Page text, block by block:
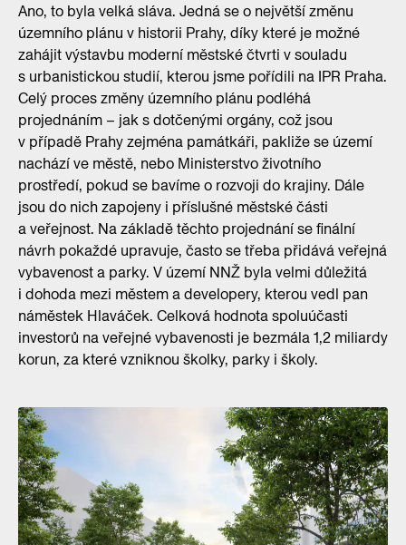
Ano, to byla velká sláva. Jedná se o největší změnu
územního plánu v historii Prahy, díky které je možné
zahájit výstavbu moderní městské čtvrti v souladu
s urbanistickou studií, kterou jsme pořídili na IPR Praha.
Celý proces změny územního plánu podléhá
projednáním – jak s dotčenými orgány, což jsou
v případě Prahy zejména památkáři, pakliže se území
nachází ve městě, nebo Ministerstvo životního
prostředí, pokud se bavíme o rozvoji do krajiny. Dále
jsou do nich zapojeny i příslušné městské části
a veřejnost. Na základě těchto projednání se finální
návrh pokaždé upravuje, často se třeba přidává veřejná
vybavenost a parky. V území NNŽ byla velmi důležitá
i dohoda mezi městem a developery, kterou vedl pan
náměstek Hlaváček. Celková hodnota spoluúčasti
investorů na veřejné vybavenosti je bezmála 1,2 miliardy
korun, za které vzniknou školky, parky i školy.